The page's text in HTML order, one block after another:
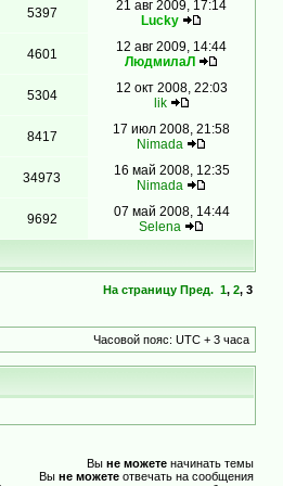
5397
21 авг 2009, 17:14
Lucky
4601
12 авг 2009, 14:44
ЛюдмилаЛ
5304
12 окт 2008, 22:03
lik
8417
17 июл 2008, 21:58
Nimada
34973
16 май 2008, 12:35
Nimada
9692
07 май 2008, 14:44
Selena
На страницу Пред. 1, 2, 3
Часовой пояс: UTC + 3 часа
Вы не можете начинать темы
Вы не можете отвечать на сообщения